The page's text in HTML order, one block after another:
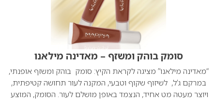
סומק בוהק ומשזף – מאדינה מילאנו
“מאדינה מילאנו” מציגה לקראת הקיץ: סומק בוהק ומשזף אופנתי,
במרקם ג’ל, לשיזוף שקוף וטבעי, המקנה לעור תחושה קטיפתית,
ויוצר מעטה מט אחיד, הנצמד באופן מושלם לעור. הסומק, המוצע